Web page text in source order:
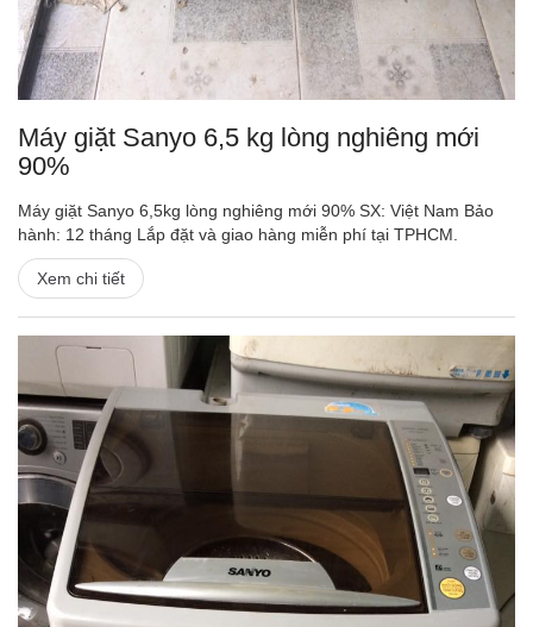
Máy giặt Sanyo 6,5 kg lòng nghiêng mới
90%
Máy giặt Sanyo 6,5kg lòng nghiêng mới 90% SX: Việt Nam Bảo
hành: 12 tháng Lắp đặt và giao hàng miễn phí tại TPHCM.
Xem chi tiết